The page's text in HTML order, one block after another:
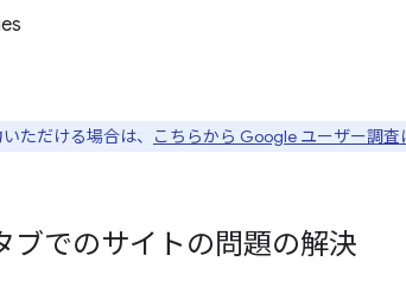
ただける場合は、 こちらから Google ユーザー調
ブでのサイトの問題の解決